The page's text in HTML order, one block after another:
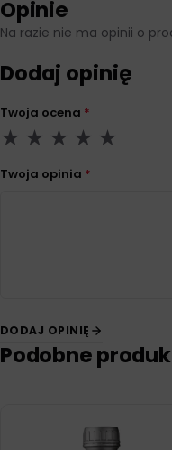
Opinie
Na razie nie ma opinii o
Dodaj opinię
Twoja ocena *
Twoja opinia *
DODAJ OPINIĘ
Podobne